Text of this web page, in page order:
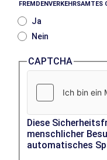
Ja
Nein
CAPTCHA
Diese
menschlicher
automatisches